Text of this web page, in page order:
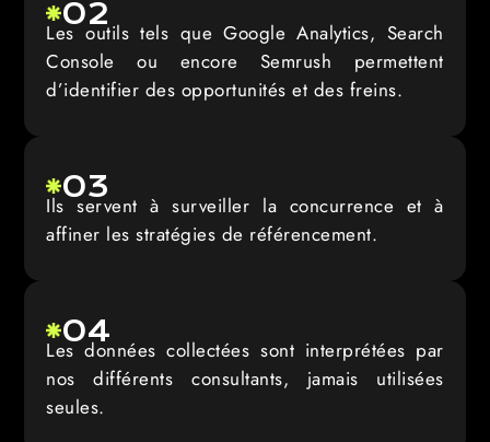
02
Les outils tels que Google Analytics, Search
Console ou encore Semrush permettent
d’identifier des opportunités et des freins.
03
Ils servent à surveiller la concurrence et à
affiner les stratégies de référencement.
04
Les données collectées sont interprétées par
nos différents consultants, jamais utilisées
seules.